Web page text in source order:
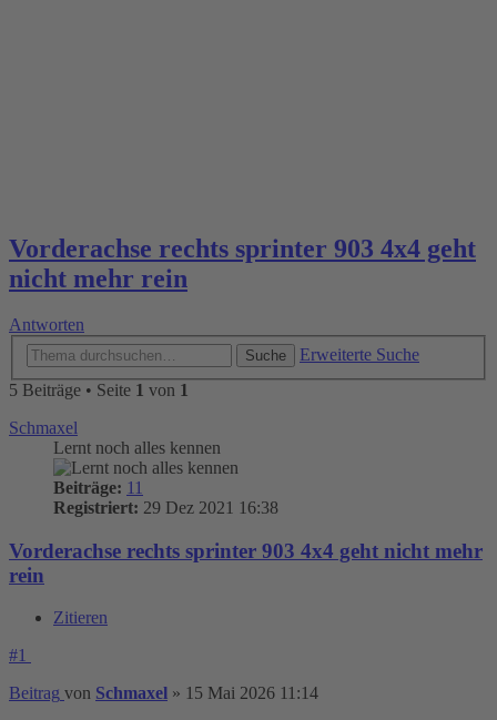
Vorderachse rechts sprinter 903 4x4 geht
nicht mehr rein
Antworten
Suche
Erweiterte Suche
5 Beiträge • Seite 1 von 1
Schmaxel
Lernt noch alles kennen
Beiträge: 11
Registriert: 29 Dez 2021 16:38
Vorderachse rechts sprinter 903 4x4 geht nicht mehr
rein
Zitieren
#1
Beitrag von Schmaxel » 15 Mai 2026 11:14